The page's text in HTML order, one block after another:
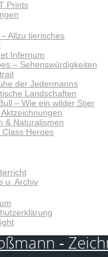
Prints
Allzu tierisches
Infernum
– Sehenswürdigkeiten
der Jedermanns
Landschaften
– Wie ein wilder Stier
& Naturalismen
Class Heroes
u. Archiv
-